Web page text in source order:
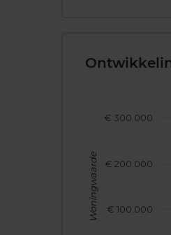
€ 100.000
€ 200.000
€ 300.000
Woningwaarde